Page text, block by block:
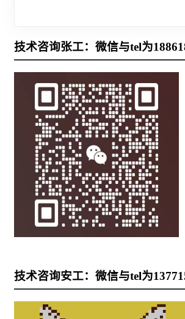
技术咨询张工：微信与tel为
技术咨询安工：微信与tel为